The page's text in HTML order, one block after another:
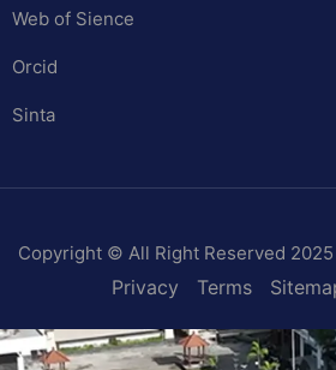
Web of Sience
Orcid
Sinta
Copyright © All Right Reserved
Privacy Terms